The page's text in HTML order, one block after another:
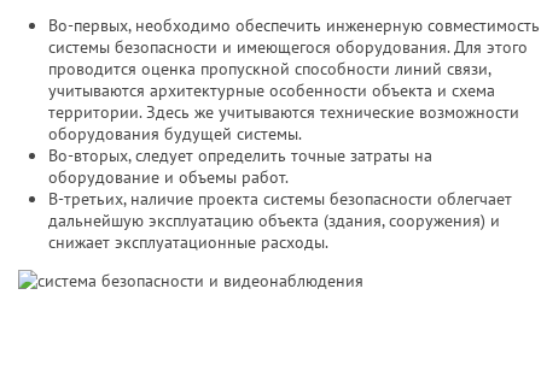
Во-первых, необходимо обеспечить инженерную совместимость
системы безопасности и имеющегося оборудования. Для этого
проводится оценка пропускной способности линий связи,
учитываются архитектурные особенности объекта и схема
территории. Здесь же учитываются технические возможности
оборудования будущей системы.
Во-вторых, следует определить точные затраты на
оборудование и объемы работ.
В-третьих, наличие проекта системы безопасности облегчает
дальнейшую эксплуатацию объекта (здания, сооружения) и
снижает эксплуатационные расходы.